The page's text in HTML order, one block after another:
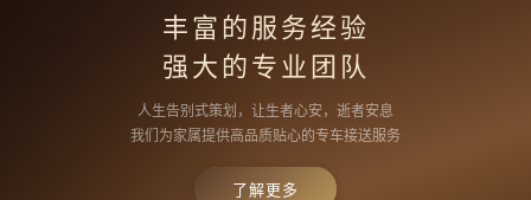
丰富的服务经验
强大的专业团队
人生告别式策划，让生者心安，逝者安息
我们为家属提供高品质贴心的专车接送服务
了解更多